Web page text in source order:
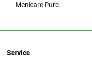
Menicare Pure.
Service